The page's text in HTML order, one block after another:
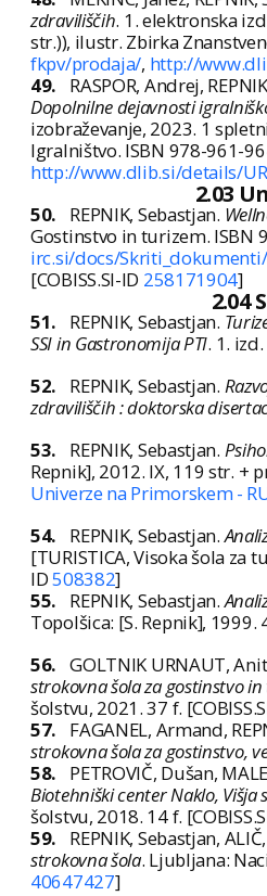
zdraviliščih. 1. elektronska
str.)), ilustr. Zbirka
fkpv/prodaja/, http://
49.
RASPOR, Andrej,
Dopolnilne dejavnosti
izobraževanje, 2023. 1
Igralništvo. ISBN 978-961-
http://www.dlib.si/details/
2.03
50. REPNIK, Sebastjan.
Gostinstvo in turizem. ISBN
irc.si/docs/
[COBISS.SI-ID 258171904]
2.04
51. REPNIK, Sebastjan.
SSI in Gastronomija PTI. 1.
52. REPNIK, Sebastjan.
zdraviliščih : doktorska
53. REPNIK, Sebastjan.
Repnik], 2012. IX, 119 str. +
Univerze na Primorskem -
54. REPNIK, Sebastjan.
[TURISTICA, Visoka šola
ID508382]
55.
REPNIK, Sebastjan.
Topolšica: [S. Repnik], 1999.
56. GOLTNIK URNAUT,
strokovna šola za gostinstvo
šolstvu, 2021. 37 f.
57.
FAGANEL, Armand,
strokovna šola za gostinstvo,
58.
PETROVIČ, Dušan,
Biotehniški center Naklo, Višja
šolstvu, 2018. 14 f.
59.
REPNIK, Sebastjan,
strokovna šola. Ljubljana:
40647427]